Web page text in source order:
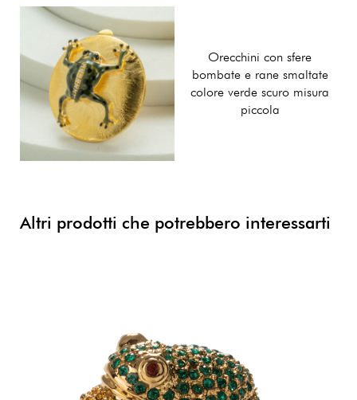
Orecchini con sfere
bombate e rane smaltate
colore verde scuro misura
piccola
Altri prodotti che potrebbero interessarti